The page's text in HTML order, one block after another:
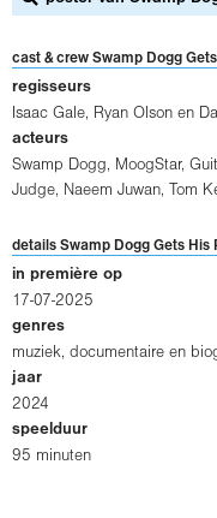
cast & crew Swamp Dogg
regisseurs
Isaac Gale, Ryan Olson en
acteurs
Swamp Dogg, MoogStar,
Judge, Naeem Juwan, Tom
details Swamp Dogg Gets His
in première op
17-07-2025
genres
muziek, documentaire en
jaar
2024
speelduur
95 minuten